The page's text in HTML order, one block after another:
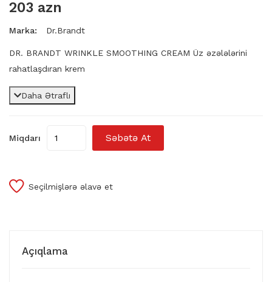
203 azn
Marka: Dr.Brandt
DR. BRANDT WRINKLE SMOOTHING CREAM Üz əzələlərini
rahatlaşdıran krem
Daha Ətraflı
Miqdarı Səbətə At
Seçilmişlərə əlavə et
Açıqlama